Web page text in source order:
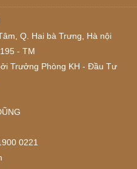
Q. Hai bà Trưng, Hà nội
- TM
Trưởng Phòng KH - Đầu Tư
0221